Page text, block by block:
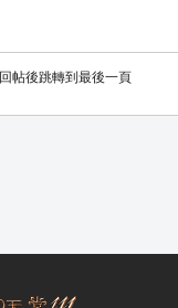
回帖後跳轉到最後一頁